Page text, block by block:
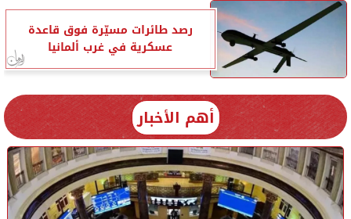
رصد طائرات مسيّرة فوق قاعدة
عسكرية في غرب ألمانيا
أهم الأخبار